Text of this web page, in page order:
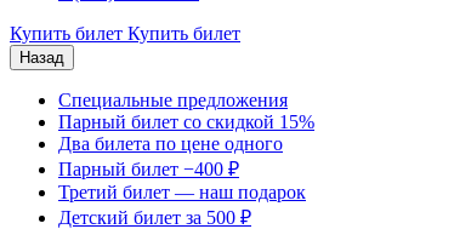
Купить билет Купить билет
Назад
Специальные предложения
Парный билет со скидкой 15%
Два билета по цене одного
Парный билет −400 ₽
Третий билет — наш подарок
Детский билет за 500 ₽